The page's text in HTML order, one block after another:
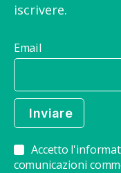
iscrivere.
Email
Accetto
comunicazioni